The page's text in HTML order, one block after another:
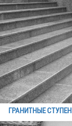
ГРАНИТНЫЕ